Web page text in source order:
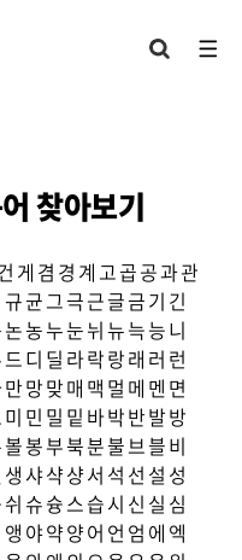
찾아보기
게 겸 경 계 고곱공과관
규균그극근글금기 긴
논농누눈뉘뉴늑능니
드디 딜 라락랑래 러 런
만망맞매 맥 멀 메 멘 면
미 민 밀 밑 바박반발방
볼봉부북분불브블비
생샤샥샹서 석 선 설 성
쉬슈슝스습시 신 실 심
앵 야약양어 언 엄 에 엑